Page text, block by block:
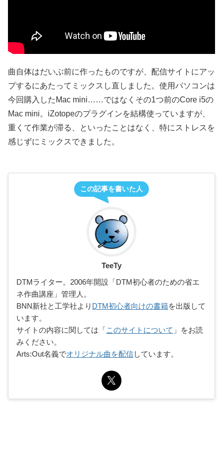
曲自体はだいぶ前に作ったものですが、配信サイトにアッ
プするにあたってミックスし直しました。使用パソコンは
今回購入したMac mini……ではなくその1つ前のCore i5の
Mac mini。iZotopeのプラグインを結構使っていますが、
重くて作業が滞る、といったことはなく、特にストレスを
感じずにミックスできました。
この記事を書いた人
TeeTy
DTMライター。2006年開設「DTM初心者のための省エ
ネ作曲講座」管理人。
BNN新社と工学社より DTM初心者向けの書籍を出版して
います。
サイトの内容に関しては「このサイトについて 」をお読
みください。
Arts:Out名義でオリジナル曲を配信しています。